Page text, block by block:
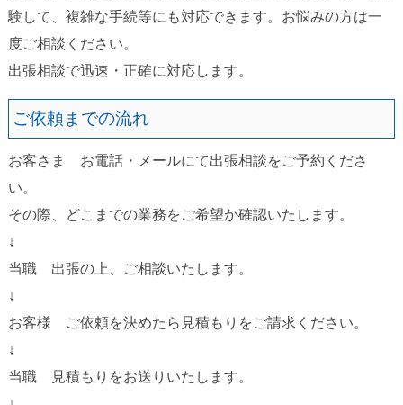
験して、複雑な手続等にも対応できます。お悩みの方は一
度ご相談ください。
出張相談で迅速・正確に対応します。
ご依頼までの流れ
お客さま お電話・メールにて出張相談をご予約くださ
い。
その際、どこまでの業務をご希望か確認いたします。
↓
当職 出張の上、ご相談いたします。
↓
お客様 ご依頼を決めたら見積もりをご請求ください。
↓
当職 見積もりをお送りいたします。